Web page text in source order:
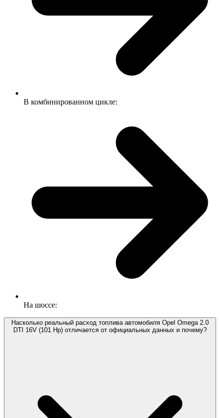
В комбинированном цикле:
На шоссе:
Насколько реальный расход топлива автомобиля Opel Omega 2.0
DTI 16V (101 Hp) отличается от официальных данных и почему?